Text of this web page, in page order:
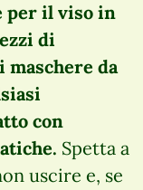
per il viso in
di
maschere da
con
Spetta a
uscire e, se